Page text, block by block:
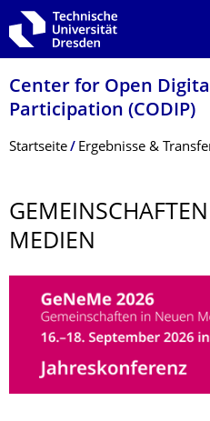
Zur Hauptnavigation springen
Zur Suche springen
Zum Inhalt springen
Center for Open
Participation (CODIP)
Breadcrumb-Menü
Startseite Ergebnisse &
MEDIEN